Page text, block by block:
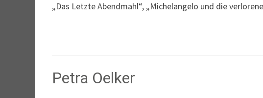
„Das Letzte Abendmahl“, „Michelangelo und die
Petra Oelker